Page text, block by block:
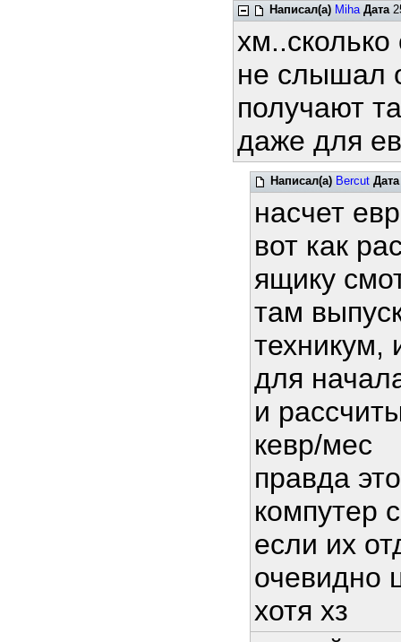
Написал(а) Miha Дата
не слышал
получают
даже для
Написал(а) Bercut Дата
насчет
вот как
ящику
там
техникум,
для
и
кевр/мес
правда
компутер
если их
очевидно
хотя хз